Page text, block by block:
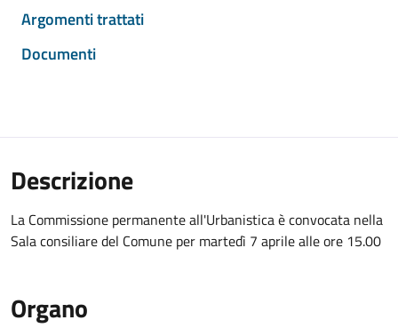
Argomenti trattati
Documenti
Descrizione
La Commissione permanente all'Urbanistica è convocata nella
Sala consiliare del Comune per martedì 7 aprile alle ore 15.00
Organo